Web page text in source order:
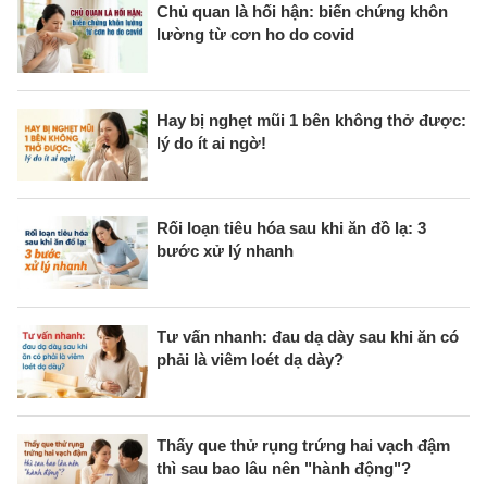
Chủ quan là hối hận: biến chứng khôn
lường từ cơn ho do covid
Hay bị nghẹt mũi 1 bên không thở được:
lý do ít ai ngờ!
Rối loạn tiêu hóa sau khi ăn đồ lạ: 3
bước xử lý nhanh
Tư vấn nhanh: đau dạ dày sau khi ăn có
phải là viêm loét dạ dày?
Thấy que thử rụng trứng hai vạch đậm
thì sau bao lâu nên "hành động"?